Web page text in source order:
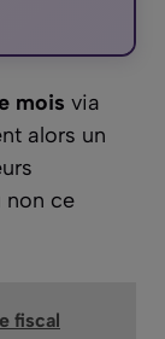
mois via
alors un
non ce
fiscal